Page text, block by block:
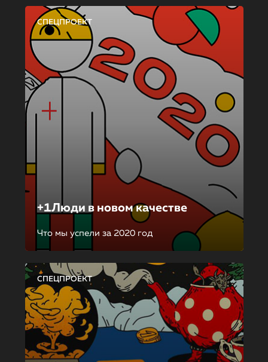
СПЕЦПРОЕКТ
+1Люди в новом качестве
Что мы успели за 2020 год
СПЕЦПРОЕКТ